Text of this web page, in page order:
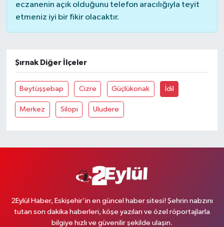
eczanenin açık olduğunu telefon aracılığıyla teyit
etmeniz iyi bir fikir olacaktır.
Şırnak Diğer İlçeler
Beytüşşebap Cizre Güçlükonak İdil
Merkez Silopi Uludere
2Eylül Haber, Eskişehir’in en güncel haber sitesi! Şehrin nabzını
tutan son dakika haberleri, köşe yazıları ve özel röportajlarla
bilgiye hızlı ve güvenilir şekilde ulaşın.